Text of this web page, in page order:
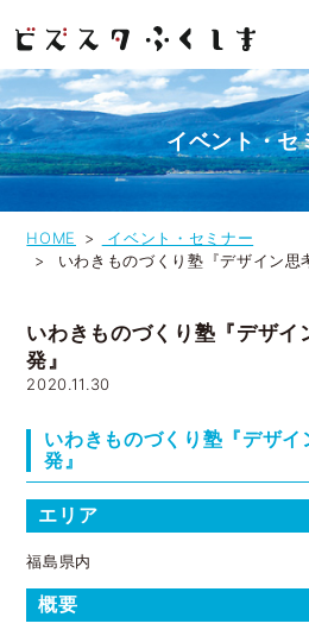
イベント・セ
HOME
イベント・セミナー
いわきものづくり塾『デザイン思
いわきものづくり塾『デザイ
発』
2020.11.30
いわきものづくり塾『デザイ
発』
エリア
福島県内
概要